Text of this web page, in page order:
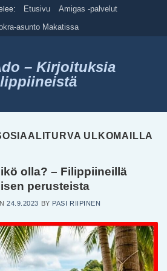
Etusivu
Amigas -palvelut
asunto Makatissa
– Kirjoituksia
ULKOMAILLA
olla? – Filippiineillä
perusteista
24.9.2023 BY PASI RIIPINEN